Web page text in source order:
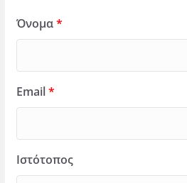
Όνομα*
Email*
Ιστότοπος